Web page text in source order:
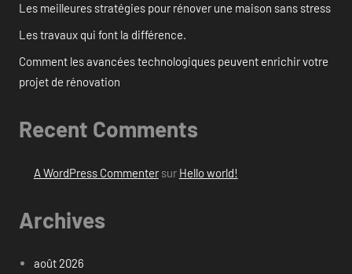
Les meilleures stratégies pour rénover une maison sans stress
Les travaux qui font la différence.
Comment les avancées technologiques peuvent enrichir votre
projet de rénovation
Recent Comments
A WordPress Commentersur Hello world!
Archives
août 2026